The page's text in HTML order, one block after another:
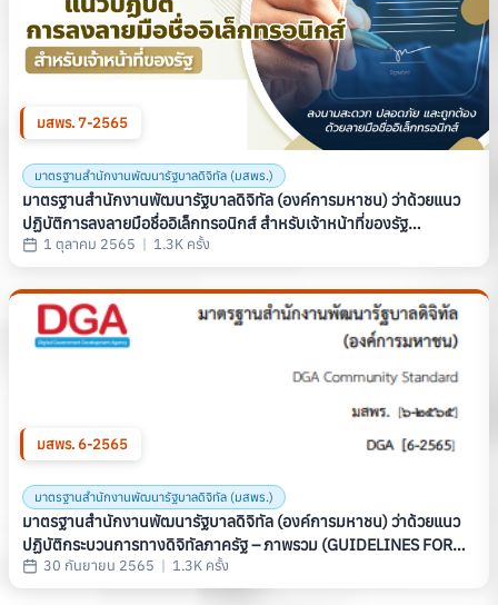
มสพร. 7-2565
มาตรฐานสำนักงานพัฒนารัฐบาลดิจิทัล (มสพร.)
มาตรฐานสำนักงานพัฒนารัฐบาลดิจิทัล (องค์การมหาชน) ว่าด้วยแนว
ปฏิบัติการลงลายมือชื่ออิเล็กทรอนิกส์ สำหรับเจ้าหน้าที่ของรัฐ
(GUIDELINE ON E-SIGNATURE FOR GOVERNMENT OFFICIAL)
1 ตุลาคม 2565 | 1.3K ครั้ง
มสพร. 6-2565
มาตรฐานสำนักงานพัฒนารัฐบาลดิจิทัล (มสพร.)
มาตรฐานสำนักงานพัฒนารัฐบาลดิจิทัล (องค์การมหาชน) ว่าด้วยแนว
ปฏิบัติกระบวนการทางดิจิทัลภาครัฐ – ภาพรวม (GUIDELINES FOR
DIGITAL GOVERNMENT PROCESS) (มสพร. 6-2565)
30 กันยายน 2565 | 1.3K ครั้ง